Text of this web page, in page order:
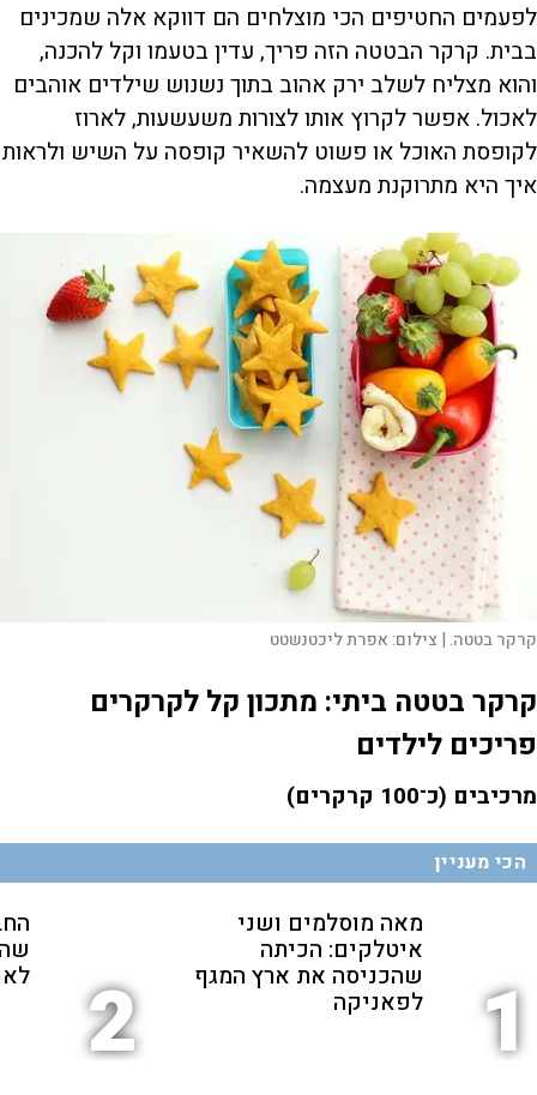
לפעמים החטיפים הכי מוצלחים הם דווקא אלה שמכינים
בבית. קרקר הבטטה הזה פריך, עדין בטעמו וקל להכנה,
והוא מצליח לשלב ירק אהוב בתוך נשנוש שילדים אוהבים
לאכול. אפשר לקרוץ אותו לצורות משעשעות, לארוז
לקופסת האוכל או פשוט להשאיר קופסה על השיש ולראות
איך היא מתרוקנת מעצמה.
קרקר בטטה. | צילום:אפרת ליכטנשטט
קרקר בטטה ביתי: מתכון קל לקרקרים
פריכים לילדים
מרכיבים (כ־100 קרקרים)
הכי מעניין
1
מאה מוסלמים ושני
איטלקים: הכיתה
שהכניסה את ארץ המגף
לפאניקה 2